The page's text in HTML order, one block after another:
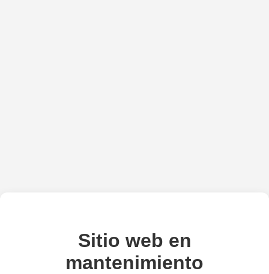
Sitio web en
mantenimiento